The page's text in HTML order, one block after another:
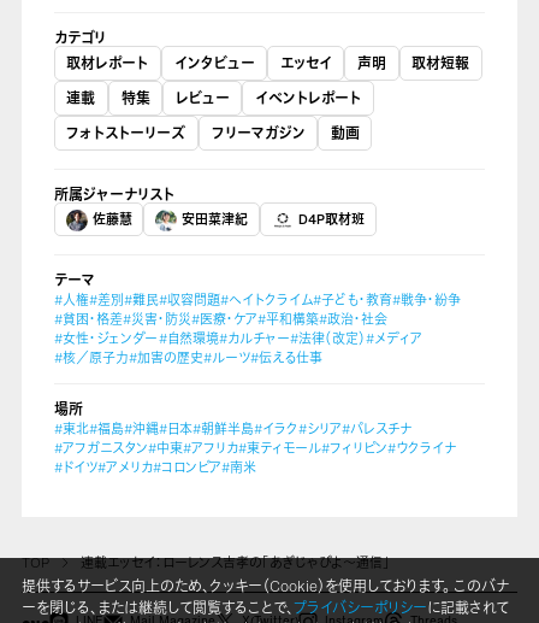
カテゴリ
取材レポート
インタビュー エッセイ 声明
取材短報
連載
特集 レビュー
イベントレポート
フォトストーリーズ
フリーマガジン 動画
所属ジャーナリスト
佐藤慧 安田菜津紀 D4P取材班
テーマ
#人権#差別#難民#収容問題#ヘイトクライム#子ども・教育#戦争・紛争
#貧困・格差#災害・防災#医療・ケア#平和構築#政治・社会
#女性・ジェンダー#自然環境#カルチャー#法律（改定）#メディア
#核／原子力#加害の歴史#ルーツ#伝える仕事
場所
#東北#福島#沖縄#日本#朝鮮半島#イラク#シリア#パレスチナ
#アフガニスタン#中東#アフリカ#東ティモール#フィリピン#ウクライナ
#ドイツ#アメリカ#コロンビア#南米
TOP 連載エッセイ：ローレンス吉孝の「あぎじゃびよ〜通信」
提供するサービス向上のため、クッキー（Cookie）を使用しております。 このバナ
ーを閉じる、または継続して閲覧することで、プライバシーポリシーに記載されて